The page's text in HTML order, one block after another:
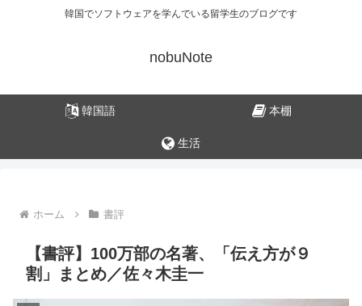
韓国でソフトウェアを学んでいる留学生のブログです
nobuNote
韓国語 本棚
生活
ホーム 書評
【書評】100万部の名著、「伝え方が９
割」まとめ／佐々木圭一